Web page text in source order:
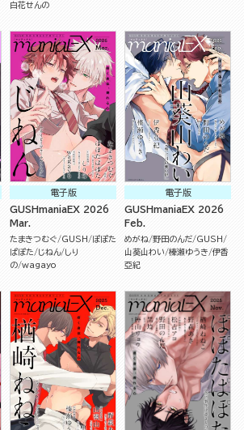
白花せんの
電子版
GUSHmaniaEX 2026
Mar.
たまきつむぐ GUSH
ぽぽた
ぱぽた
じねん しり
の wagayo
電子版
GUSHmaniaEX 2026
Feb.
めがね 野田のんだ GUSH
山葵山わい 榛瀬ゆうき 伊香
亞紀